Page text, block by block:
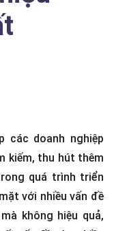
các doanh nghiệp
kiếm, thu hút thêm
quá trình triển
với nhiều vấn đề
không hiệu quả,